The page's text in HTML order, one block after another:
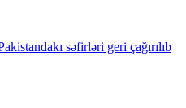
səfirləri geri çağırılıb